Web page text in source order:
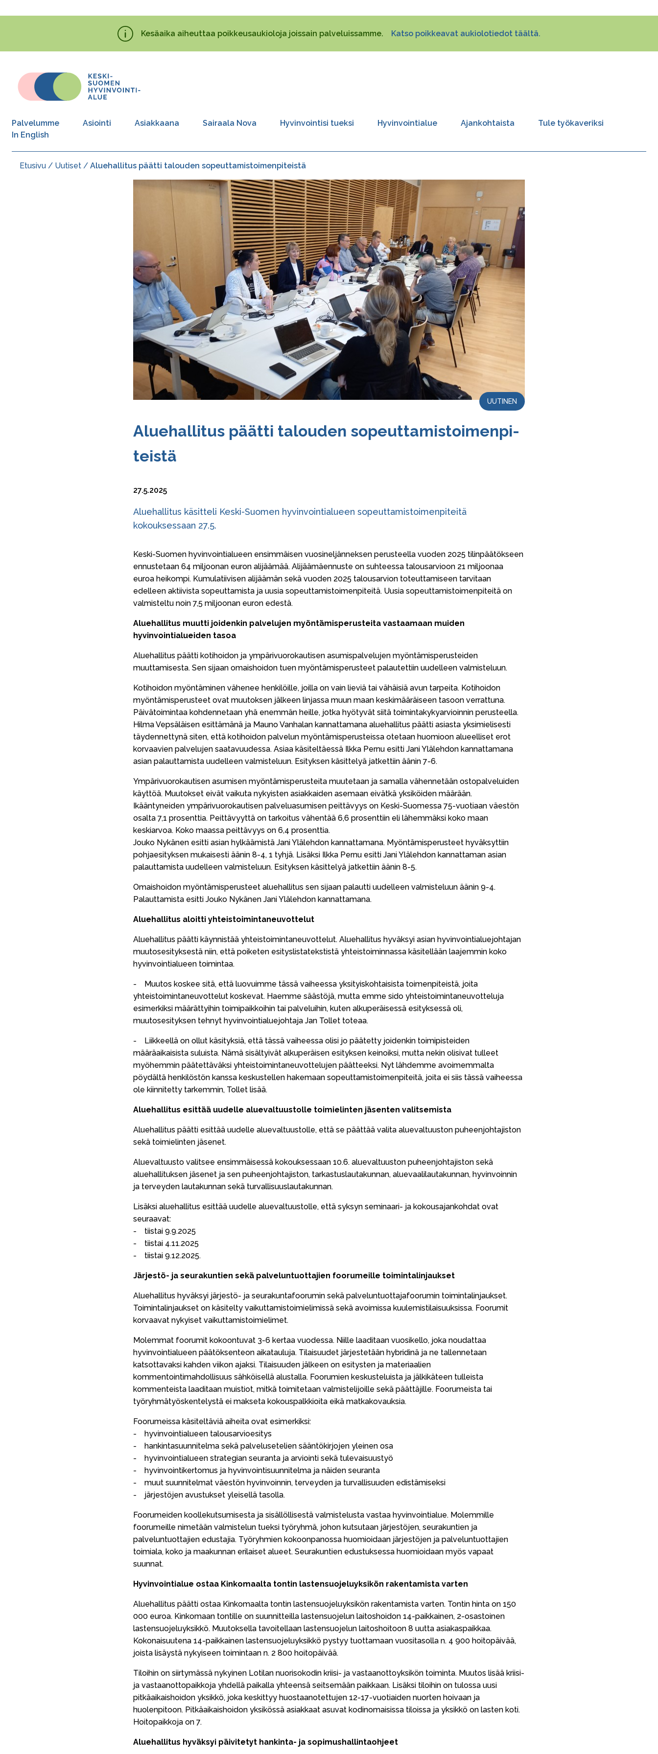
pääsisältöön
Kesäaika aiheuttaa poikkeusaukioloja joissain palveluissamme.
Katso poikkeavat aukiolotiedot täältä.
Palvelumme Asiointi Asiakkaana Sairaala Nova Hyvinvointisi tueksi Hyvinvointialue Ajankohtaista
Tule työkaveriksi
In English
Murupolku
Etusivu Uutiset Aluehallitus päätti talouden sopeuttamistoimenpiteistä
UUTINEN
Aluehallitus päätti talouden so­peut­ta­mis­toi­men­pi­
teis­tä
27.5.2025
Aluehallitus käsitteli Keski-Suomen hyvinvointialueen sopeuttamistoimenpiteitä
kokouksessaan 27.5.
Keski-Suomen hyvinvointialueen ensimmäisen vuosineljänneksen perusteella vuoden 2025 tilinpäätökseen
ennustetaan 64 miljoonan euron alijäämää. Alijäämäennuste on suhteessa talousarvioon 21 miljoonaa
euroa heikompi. Kumulatiivisen alijäämän sekä vuoden 2025 talousarvion toteuttamiseen tarvitaan
edelleen aktiivista sopeuttamista ja uusia sopeuttamistoimenpiteitä. Uusia sopeuttamistoimenpiteitä on
valmisteltu noin 7,5 miljoonan euron edestä.
Aluehallitus muutti joidenkin palvelujen myöntämisperusteita vastaamaan muiden
hyvinvointialueiden tasoa
Aluehallitus päätti kotihoidon ja ympärivuorokautisen asumispalvelujen myöntämisperusteiden
muuttamisesta. Sen sijaan omaishoidon tuen myöntämisperusteet palautettiin uudelleen valmisteluun.
Kotihoidon myöntäminen vähenee henkilöille, joilla on vain lieviä tai vähäisiä avun tarpeita. Kotihoidon
myöntämisperusteet ovat muutoksen jälkeen linjassa muun maan keskimääräiseen tasoon verrattuna.
Päivätoimintaa kohdennetaan yhä enemmän heille, jotka hyötyvät siitä toimintakykyarvioinnin perusteella.
Hilma Vepsäläisen esittämänä ja Mauno Vanhalan kannattamana aluehallitus päätti asiasta yksimielisesti
täydennettynä siten, että kotihoidon palvelun myöntämisperusteissa otetaan huomioon alueelliset erot
korvaavien palvelujen saatavuudessa. Asiaa käsiteltäessä Ilkka Pernu esitti Jani Ylälehdon kannattamana
asian palauttamista uudelleen valmisteluun. Esityksen käsittelyä jatkettiin äänin 7-6.
Ympärivuorokautisen asumisen myöntämisperusteita muutetaan ja samalla vähennetään ostopalveluiden
käyttöä. Muutokset eivät vaikuta nykyisten asiakkaiden asemaan eivätkä yksiköiden määrään.
Ikääntyneiden ympärivuorokautisen palveluasumisen peittävyys on Keski-Suomessa 75-vuotiaan väestön
osalta 7,1 prosenttia. Peittävyyttä on tarkoitus vähentää 6,6 prosenttiin eli lähemmäksi koko maan
keskiarvoa. Koko maassa peittävyys on 6,4 prosenttia.
Jouko Nykänen esitti asian hylkäämistä Jani Ylälehdon kannattamana. Myöntämisperusteet hyväksyttiin
pohjaesityksen mukaisesti äänin 8-4, 1 tyhjä. Lisäksi Ilkka Pernu esitti Jani Ylälehdon kannattaman asian
palauttamista uudelleen valmisteluun. Esityksen käsittelyä jatkettiin äänin 8-5.
Omaishoidon myöntämisperusteet aluehallitus sen sijaan palautti uudelleen valmisteluun äänin 9-4.
Palauttamista esitti Jouko Nykänen Jani Ylälehdon kannattamana.
Aluehallitus aloitti yhteistoimintaneuvottelut
Aluehallitus päätti käynnistää yhteistoimintaneuvottelut. Aluehallitus hyväksyi asian hyvinvointialuejohtajan
muutosesityksestä niin, että poiketen esityslistatekstistä yhteistoiminnassa käsitellään laajemmin koko
hyvinvointialueen toimintaa.
- Muutos koskee sitä, että luovuimme tässä vaiheessa yksityiskohtaisista toimenpiteistä, joita
yhteistoimintaneuvottelut koskevat. Haemme säästöjä, mutta emme sido yhteistoimintaneuvotteluja
esimerkiksi määrättyihin toimipaikkoihin tai palveluihin, kuten alkuperäisessä esityksessä oli,
muutosesityksen tehnyt hyvinvointialuejohtaja Jan Tollet toteaa.
- Liikkeellä on ollut käsityksiä, että tässä vaiheessa olisi jo päätetty joidenkin toimipisteiden
määräaikaisista suluista. Nämä sisältyivät alkuperäisen esityksen keinoiksi, mutta nekin olisivat tulleet
myöhemmin päätettäväksi yhteistoimintaneuvottelujen päätteeksi. Nyt lähdemme avoimemmalta
pöydältä henkilöstön kanssa keskustellen hakemaan sopeuttamistoimenpiteitä, joita ei siis tässä vaiheessa
ole kiinnitetty tarkemmin, Tollet lisää.
Aluehallitus esittää uudelle aluevaltuustolle toimielinten jäsenten valitsemista
Aluehallitus päätti esittää uudelle aluevaltuustolle, että se päättää valita aluevaltuuston puheenjohtajiston
sekä toimielinten jäsenet.
Aluevaltuusto valitsee ensimmäisessä kokouksessaan 10.6. aluevaltuuston puheenjohtajiston sekä
aluehallituksen jäsenet ja sen puheenjohtajiston, tarkastuslautakunnan, aluevaalilautakunnan, hyvinvoinnin
ja terveyden lautakunnan sekä turvallisuuslautakunnan.
Lisäksi aluehallitus esittää uudelle aluevaltuustolle, että syksyn seminaari- ja kokousajankohdat ovat
seuraavat:
- tiistai 9.9.2025
- tiistai 4.11.2025
- tiistai 9.12.2025.
Järjestö- ja seurakuntien sekä palveluntuottajien foorumeille toimintalinjaukset
Aluehallitus hyväksyi järjestö- ja seurakuntafoorumin sekä palveluntuottajafoorumin toimintalinjaukset.
Toimintalinjaukset on käsitelty vaikuttamistoimielimissä sekä avoimissa kuulemistilaisuuksissa. Foorumit
korvaavat nykyiset vaikuttamistoimielimet.
Molemmat foorumit kokoontuvat 3-6 kertaa vuodessa. Niille laaditaan vuosikello, joka noudattaa
hyvinvointialueen päätöksenteon aikatauluja. Tilaisuudet järjestetään hybridinä ja ne tallennetaan
katsottavaksi kahden viikon ajaksi. Tilaisuuden jälkeen on esitysten ja materiaalien
kommentointimahdollisuus sähköisellä alustalla. Foorumien keskusteluista ja jälkikäteen tulleista
kommenteista laaditaan muistiot, mitkä toimitetaan valmistelijoille sekä päättäjille. Foorumeista tai
työryhmätyöskentelystä ei makseta kokouspalkkioita eikä matkakovauksia.
Foorumeissa käsiteltäviä aiheita ovat esimerkiksi:
- hyvinvointialueen talousarvioesitys
- hankintasuunnitelma sekä palvelusetelien sääntökirjojen yleinen osa
- hyvinvointialueen strategian seuranta ja arviointi sekä tulevaisuustyö
- hyvinvointikertomus ja hyvinvointisuunnitelma ja näiden seuranta
- muut suunnitelmat väestön hyvinvoinnin, terveyden ja turvallisuuden edistämiseksi
- järjestöjen avustukset yleisellä tasolla.
Foorumeiden koollekutsumisesta ja sisällöllisestä valmistelusta vastaa hyvinvointialue. Molemmille
foorumeille nimetään valmistelun tueksi työryhmä, johon kutsutaan järjestöjen, seurakuntien ja
palveluntuottajien edustajia. Työryhmien kokoonpanossa huomioidaan järjestöjen ja palveluntuottajien
toimiala, koko ja maakunnan erilaiset alueet. Seurakuntien edustuksessa huomioidaan myös vapaat
suunnat.
Hyvinvointialue ostaa Kinkomaalta tontin lastensuojeluyksikön rakentamista varten
Aluehallitus päätti ostaa Kinkomaalta tontin lastensuojeluyksikön rakentamista varten. Tontin hinta on 150
000 euroa. Kinkomaan tontille on suunnitteilla lastensuojelun laitoshoidon 14-paikkainen, 2-osastoinen
lastensuojeluyksikkö. Muutoksella tavoitellaan lastensuojelun laitoshoitoon 8 uutta asiakaspaikkaa.
Kokonaisuutena 14-paikkainen lastensuojeluyksikkö pystyy tuottamaan vuositasolla n. 4 900 hoitopäivää,
joista lisäystä nykyiseen toimintaan n. 2 800 hoitopäivää.
Tiloihin on siirtymässä nykyinen Lotilan nuorisokodin kriisi- ja vastaanottoyksikön toiminta. Muutos lisää kriisi-
ja vastaanottopaikkoja yhdellä paikalla yhteensä seitsemään paikkaan. Lisäksi tiloihin on tulossa uusi
pitkäaikaishoidon yksikkö, joka keskittyy huostaanotettujen 12-17-vuotiaiden nuorten hoivaan ja
huolenpitoon. Pitkäaikaishoidon yksikössä asiakkaat asuvat kodinomaisissa tiloissa ja yksikkö on lasten koti.
Hoitopaikkoja on 7.
Aluehallitus hyväksyi päivitetyt hankinta- ja sopimushallintaohjeet